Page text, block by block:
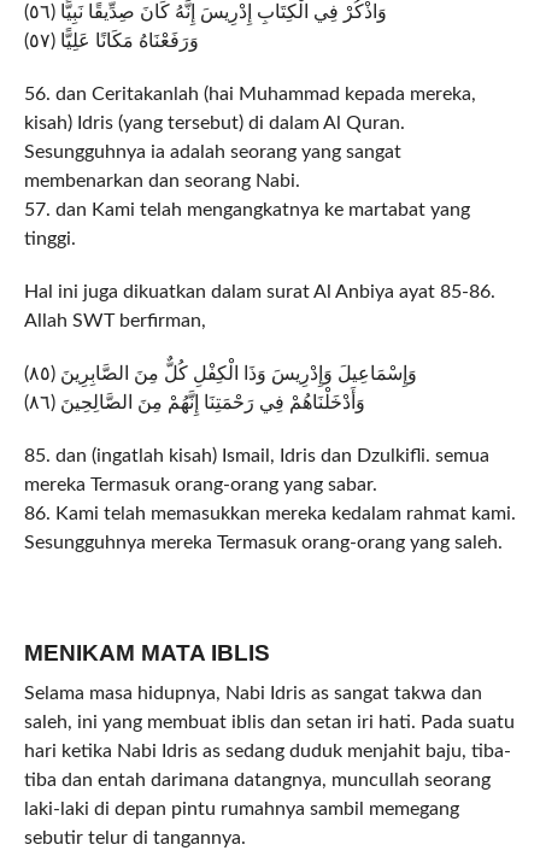
وَاذْكُرْ فِي الْكِتَابِ إِدْرِيسَ إِنَّهُ كَانَ صِدِّيقًا نَبِيًّا (٥٦)
وَرَفَعْنَاهُ مَكَانًا عَلِيًّا (٥٧)
56. dan Ceritakanlah (hai Muhammad kepada mereka,
kisah) Idris (yang tersebut) di dalam Al Quran.
Sesungguhnya ia adalah seorang yang sangat
membenarkan dan seorang Nabi.
57. dan Kami telah mengangkatnya ke martabat yang
tinggi.
Hal ini juga dikuatkan dalam surat Al Anbiya ayat 85-86.
Allah SWT berfirman,
وَإِسْمَاعِيلَ وَإِدْرِيسَ وَذَا الْكِفْلِ كُلٌّ مِنَ الصَّابِرِينَ (٨٥)
وَأَدْخَلْنَاهُمْ فِي رَحْمَتِنَا إِنَّهُمْ مِنَ الصَّالِحِينَ (٨٦)
85. dan (ingatlah kisah) Ismail, Idris dan Dzulkifli. semua
mereka Termasuk orang-orang yang sabar.
86. Kami telah memasukkan mereka kedalam rahmat kami.
Sesungguhnya mereka Termasuk orang-orang yang saleh.
MENIKAM MATA IBLIS
Selama masa hidupnya, Nabi Idris as sangat takwa dan
saleh, ini yang membuat iblis dan setan iri hati. Pada suatu
hari ketika Nabi Idris as sedang duduk menjahit baju, tiba-
tiba dan entah darimana datangnya, muncullah seorang
laki-laki di depan pintu rumahnya sambil memegang
sebutir telur di tangannya.